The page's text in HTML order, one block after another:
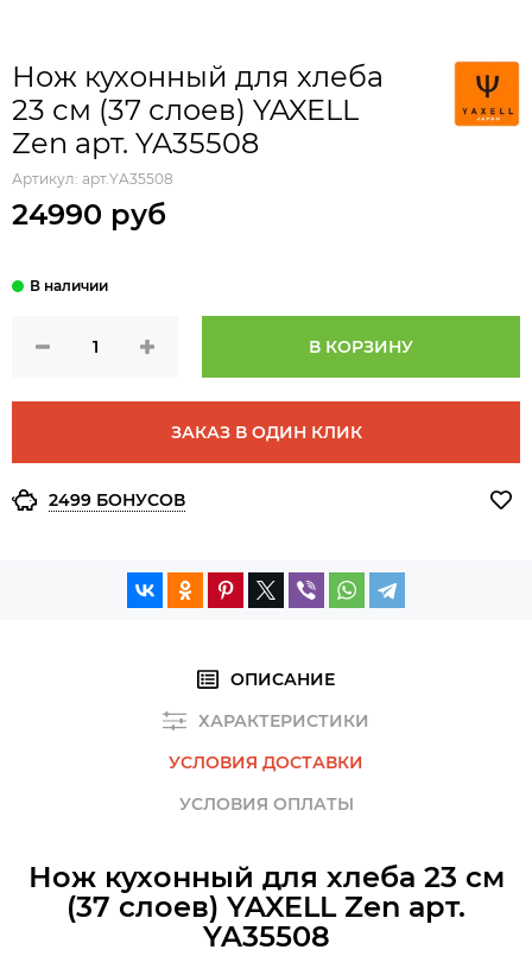
Нож кухонный для хлеба
23 см (37 слоев) YAXELL
Zen арт. YA35508
Артикул: арт.YA35508
24990 руб
В КОРЗИНУ
ЗАКАЗ В ОДИН КЛИК
2499 БОНУСОВ
ОПИСАНИЕ
ХАРАКТЕРИСТИКИ
УСЛОВИЯ ДОСТАВКИ
УСЛОВИЯ ОПЛАТЫ
Нож кухонный для хлеба 23 см
(37 слоев) YAXELL Zen арт.
YA35508